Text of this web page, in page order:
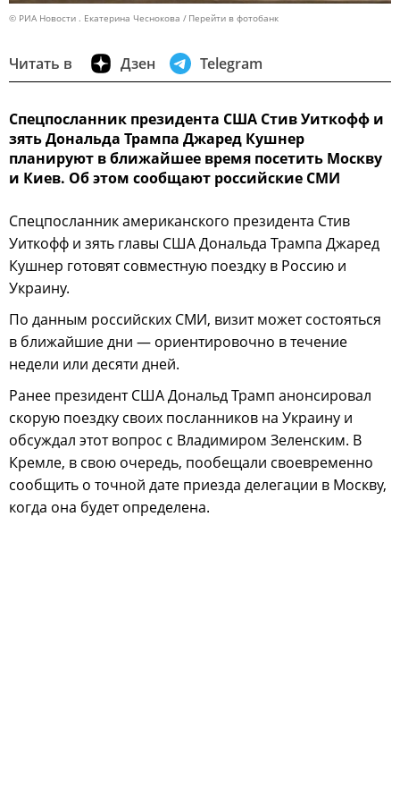
© РИА Новости . Екатерина Чеснокова Перейти в фотобанк
Читать в Дзен Telegram
Спецпосланник президента США Стив Уиткофф и
зять Дональда Трампа Джаред Кушнер
планируют в ближайшее время посетить Москву
и Киев. Об этом сообщают российские СМИ
Спецпосланник американского президента Стив
Уиткофф и зять главы США Дональда Трампа Джаред
Кушнер готовят совместную поездку в Россию и
Украину.
По данным российских СМИ, визит может состояться
в ближайшие дни — ориентировочно в течение
недели или десяти дней.
Ранее президент США Дональд Трамп анонсировал
скорую поездку своих посланников на Украину и
обсуждал этот вопрос с Владимиром Зеленским. В
Кремле, в свою очередь, пообещали своевременно
сообщить о точной дате приезда делегации в Москву,
когда она будет определена.